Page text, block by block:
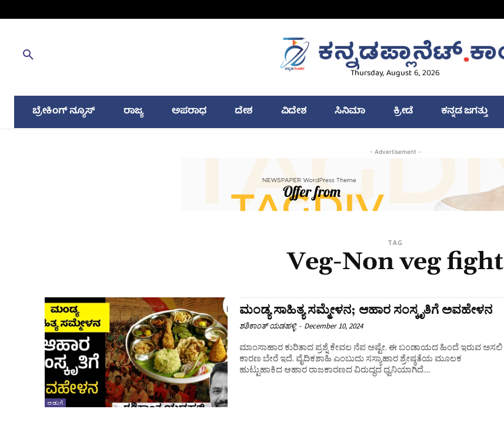
Thursday, August 6, 2026
ಬ್ರೇಕಿಂಗ್ ನ್ಯೂಸ್ ರಾಜ್ಯ ಅಪರಾಧ ದೇಶ ವಿದೇಶ ಸಿನಿಮಾ ಕ್ರೀಡೆ ಕನ್ನಡ ಜಗತ್ತು
- Advertisement -
TAG
Veg-Non veg fight
ಅಡುಗೆ
ಮಂಡ್ಯ ಸಾಹಿತ್ಯ ಸಮ್ಮೇಳನ; ಆಹಾರ ಸಂಸ್ಕೃತಿಗೆ ಅವಹೇಳನ
ಶಶಿಕಾಂತ್ ಯಡಹಳ್ಳಿ - December 10, 2024
ಮಾಂಸಾಹಾರ ಕುರಿತಾದ ಪ್ರಶ್ನೆ ಕೇವಲ ನೆಪ ಅಷ್ಟೇ. ಈ ಬಂಡಾಯದ ಹಿಂದೆ ಇರುವ ಅಸಲಿ
ಕಾರಣ ಬೇರೆ ಇದೆ. ವೈದಿಕಶಾಹಿ ಎಂಬುದು ಸಸ್ಯಾಹಾರ ಶ್ರೇಷ್ಠತೆಯ ಮೂಲಕ
ಹುಟ್ಟುಹಾಕಿದ ಆಹಾರ ರಾಜಕಾರಣದ ವಿರುದ್ಧದ ಧ್ವನಿಯಾಗಿದೆ....